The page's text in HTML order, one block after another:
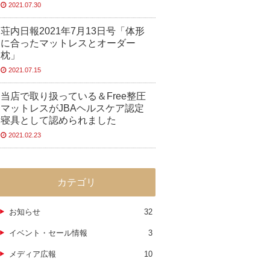
2021.07.30
荘内日報2021年7月13日号「体形
に合ったマットレスとオーダー
枕」
2021.07.15
当店で取り扱っている＆Free整圧
マットレスがJBAヘルスケア認定
寝具として認められました
2021.02.23
カテゴリ
お知らせ 32
イベント・セール情報 3
メディア広報 10